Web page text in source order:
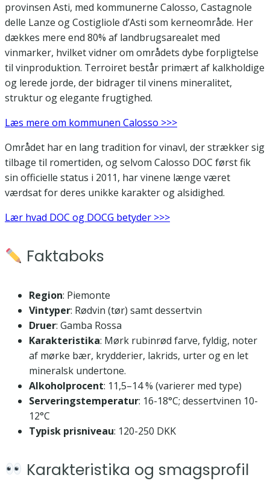
provinsen Asti, med kommunerne Calosso, Castagnole
delle Lanze og Costigliole d’Asti som kerneområde. Her
dækkes mere end 80% af landbrugsarealet med
vinmarker, hvilket vidner om områdets dybe forpligtelse
til vinproduktion. Terroiret består primært af kalkholdige
og lerede jorde, der bidrager til vinens mineralitet,
struktur og elegante frugtighed.
Læs mere om kommunen Calosso >>>
Området har en lang tradition for vinavl, der strækker sig
tilbage til romertiden, og selvom Calosso DOC først fik
sin officielle status i 2011, har vinene længe været
værdsat for deres unikke karakter og alsidighed.
Lær hvad DOC og DOCG betyder >>>
Faktaboks
Region: Piemonte
Vintyper: Rødvin (tør) samt dessertvin
Druer: Gamba Rossa
Karakteristika: Mørk rubinrød farve, fyldig, noter
af mørke bær, krydderier, lakrids, urter og en let
mineralsk undertone.
Alkoholprocent: 11,5–14 % (varierer med type)
Serveringstemperatur: 16-18°C; dessertvinen 10-
12°C
Typisk prisniveau: 120-250 DKK
Karakteristika og smagsprofil